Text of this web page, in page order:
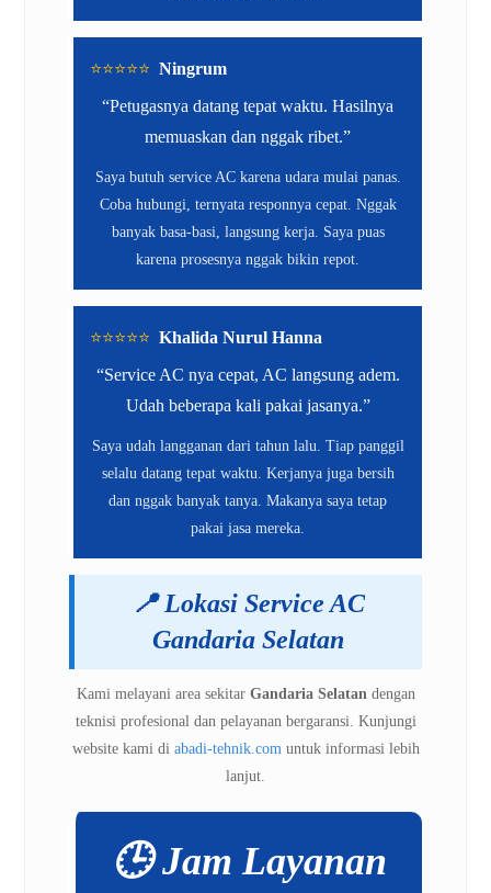
⭐️⭐️⭐️⭐️⭐️ Ningrum
“Petugasnya datang tepat waktu. Hasilnya
memuaskan dan nggak ribet.”
Saya butuh service AC karena udara mulai panas.
Coba hubungi, ternyata responnya cepat. Nggak
banyak basa-basi, langsung kerja. Saya puas
karena prosesnya nggak bikin repot.
⭐️⭐️⭐️⭐️⭐️ Khalida Nurul Hanna
“Service AC nya cepat, AC langsung adem.
Udah beberapa kali pakai jasanya.”
Saya udah langganan dari tahun lalu. Tiap panggil
selalu datang tepat waktu. Kerjanya juga bersih
dan nggak banyak tanya. Makanya saya tetap
pakai jasa mereka.
📍 Lokasi Service AC
Gandaria Selatan
Kami melayani area sekitar Gandaria Selatan dengan
teknisi profesional dan pelayanan bergaransi. Kunjungi
website kami di abadi-tehnik.comuntuk informasi lebih
lanjut.
🕒 Jam Layanan